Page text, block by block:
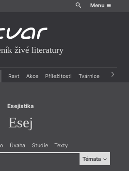
Menu
živé literatury
Ravt Akce Příležitosti Tvárnice Archiv
Esejistika
Esej
Esejistika
Úvaha Studie Texty
Témata